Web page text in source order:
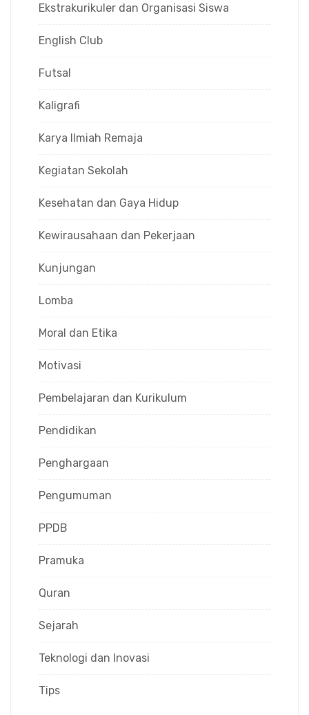
Ekstrakurikuler dan Organisasi Siswa
English Club
Futsal
Kaligrafi
Karya Ilmiah Remaja
Kegiatan Sekolah
Kesehatan dan Gaya Hidup
Kewirausahaan dan Pekerjaan
Kunjungan
Lomba
Moral dan Etika
Motivasi
Pembelajaran dan Kurikulum
Pendidikan
Penghargaan
Pengumuman
PPDB
Pramuka
Quran
Sejarah
Teknologi dan Inovasi
Tips